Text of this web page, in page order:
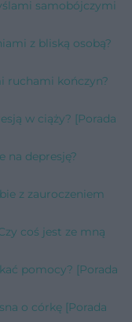
samobójczymi
z bliską osobą?
ruchami kończyn?
w ciąży? [Porada
na depresję?
z zauroczeniem
coś jest ze mną
pomocy? [Porada
o córkę [Porada